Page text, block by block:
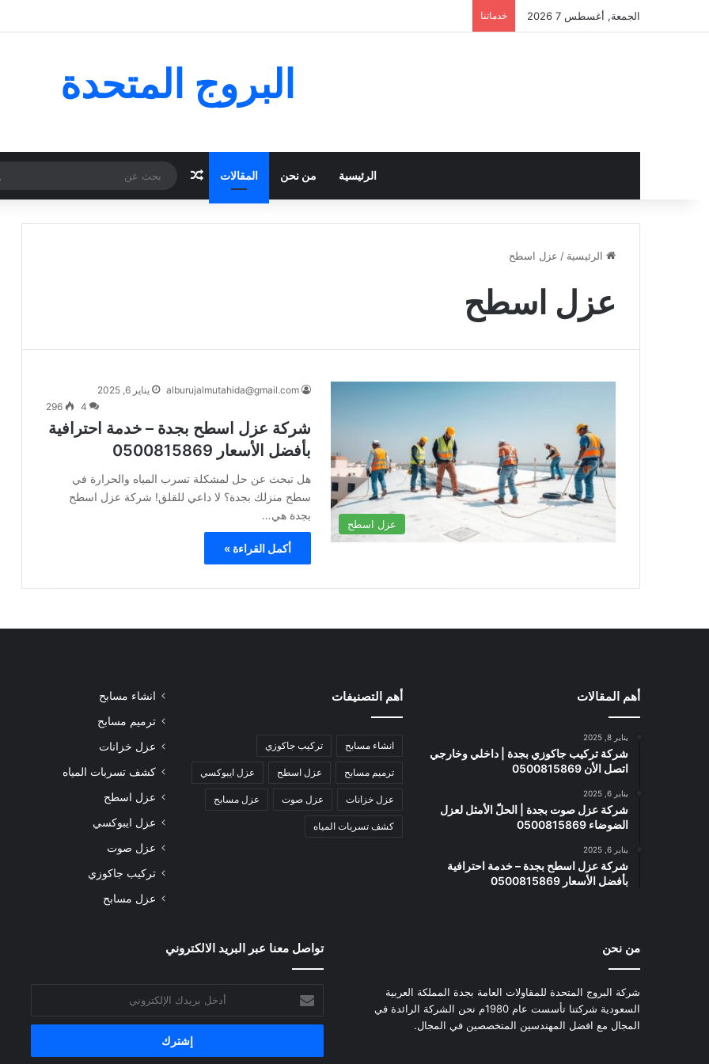
الجمعة, أغسطس 7 2026 خدماتنا
البروج المتحدة
الرئيسية من نحن المقالات مقال عشوائي
الرئيسية / عزل اسطح
عزل اسطح
عزل اسطح
alburujalmutahida@gmail.com
يناير 6, 2025
4
296
شركة عزل اسطح بجدة – خدمة احترافية
بأفضل الأسعار 0500815869
هل تبحث عن حل لمشكلة تسرب المياه والحرارة في
سطح منزلك بجدة؟ لا داعي للقلق! شركة عزل اسطح
بجدة هي…
أكمل القراءة »
أهم المقالات
يناير 8, 2025
شركة تركيب جاكوزي بجدة | داخلي وخارجي
اتصل الأن 0500815869
يناير 6, 2025
شركة عزل صوت بجدة | الحلّ الأمثل لعزل
الضوضاء 0500815869
يناير 6, 2025
شركة عزل اسطح بجدة – خدمة احترافية
بأفضل الأسعار 0500815869
أهم التصنيفات
انشاء مسابح تركيب جاكوزي
ترميم مسابح عزل اسطح عزل ايبوكسي
عزل خزانات عزل صوت عزل مسابح
كشف تسربات المياه
انشاء مسابح
ترميم مسابح
عزل خزانات
كشف تسربات المياه
عزل اسطح
عزل ايبوكسي
عزل صوت
تركيب جاكوزي
عزل مسابح
من نحن
شركة البروج المتحدة للمقاولات العامة بجدة المملكة العربية
السعودية شركتنا تأسست عام 1980م نحن الشركة الرائدة في
المجال مع افضل المهندسين المتخصصين في المجال.
تواصل معنا عبر البريد الالكتروني
بريدك
الإلكتروني